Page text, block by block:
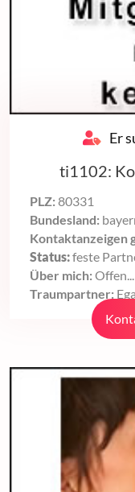
Er
ti1102:
PLZ: 80331
Bundesland:
Kontaktanzeigen
Status:feste
Über mich: Offen...
Traumpartner: